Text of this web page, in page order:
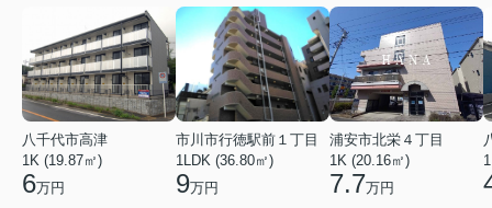
八千代市高津
1K (19.87㎡)
6万円
市川市行徳駅前１丁目
1LDK (36.80㎡)
9万円
浦安市北栄４丁目
1K (20.16㎡)
7.7万円